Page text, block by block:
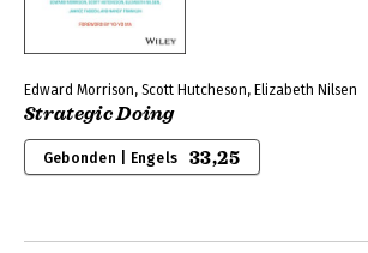
Edward Morrison, Scott Hutcheson, Elizabeth Nilsen
Strategic Doing
Gebonden | Engels 33,25